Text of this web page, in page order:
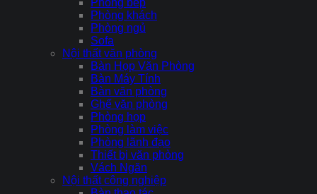
Phòng bếp
Phòng khách
Phòng ngủ
Sofa
Nội thất văn phòng
Bàn Họp Văn Phòng
Bàn Máy Tính
Bàn văn phòng
Ghế văn phòng
Phòng họp
Phòng làm việc
Phòng lãnh đạo
Thiết bị văn phòng
Vách Ngăn
Nội thất công nghiệp